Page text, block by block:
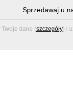
dane (szczegóły) i
Sprzedawaj u